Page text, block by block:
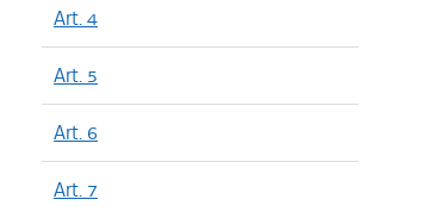
Art. 4
Art. 5
Art. 6
Art. 7